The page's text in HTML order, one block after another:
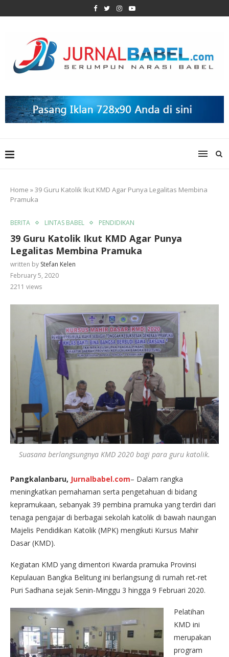
Home »39 Guru Katolik Ikut KMD Agar Punya Legalitas Membina
Pramuka
BERITA LINTAS BABEL PENDIDIKAN
39 Guru Katolik Ikut KMD Agar Punya
Legalitas Membina Pramuka
written by Stefan Kelen
February 5, 2020
2211 views
Suasana berlangsungnya KMD 2020 bagi para guru katolik.
Pangkalanbaru, Jurnalbabel.com– Dalam rangka
meningkatkan pemahaman serta pengetahuan di bidang
kepramukaan, sebanyak 39 pembina pramuka yang terdiri dari
tenaga pengajar di berbagai sekolah katolik di bawah naungan
Majelis Pendidikan Katolik (MPK) mengikuti Kursus Mahir
Dasar (KMD).
Kegiatan KMD yang dimentori Kwarda pramuka Provinsi
Kepulauan Bangka Belitung ini berlangsung di rumah ret-ret
Puri Sadhana sejak Senin-Minggu 3 hingga 9 Februari 2020.
Pelatihan
KMD ini
merupakan
program